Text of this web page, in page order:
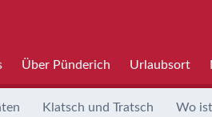
Über Pünderich Urlaubsort
Klatsch und Tratsch Wo